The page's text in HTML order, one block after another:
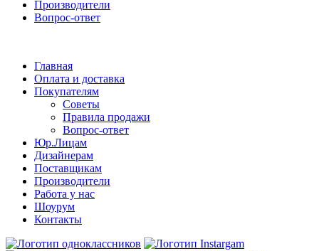
Производители
Вопрос-ответ
Главная
Оплата и доставка
Покупателям
Советы
Правила продажи
Вопрос-ответ
Юр.Лицам
Дизайнерам
Поставщикам
Производители
Работа у нас
Шоурум
Контакты